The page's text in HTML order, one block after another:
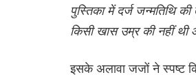
पुस्तिका में दर्ज जन्मतिथि
किसी खास उम्र की नहीं
इसके अलावा जजों ने स्पष्ट